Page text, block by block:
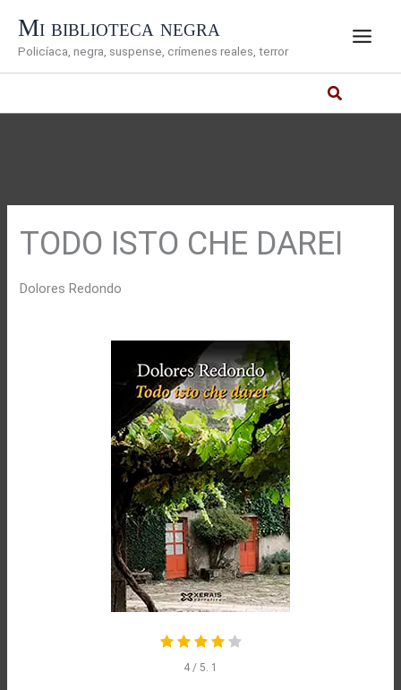
contenido
Mi biblioteca negra
Policíaca, negra, suspense, crímenes reales, terror
TODO ISTO CHE DAREI
Dolores Redondo
4 / 5. 1